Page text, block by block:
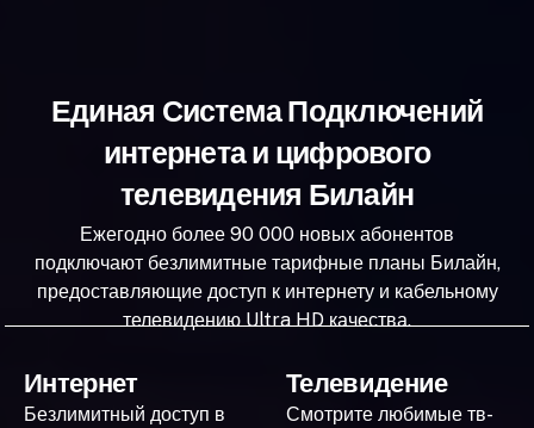
Единая Система Подключений
интернета и цифрового
телевидения Билайн
Ежегодно более 90 000 новых абонентов
подключают безлимитные тарифные планы Билайн,
предоставляющие доступ к интернету и кабельному
телевидению Ultra HD качества.
Интернет
Безлимитный доступ в
Телевидение
Смотрите любимые тв-